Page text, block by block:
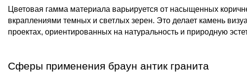
Цветовая гамма материала варьируется от насыщенных
вкраплениями темных и светлых зерен. Это делает камень
проектах, ориентированных на натуральность и природную
Сферы применения браун антик гранита